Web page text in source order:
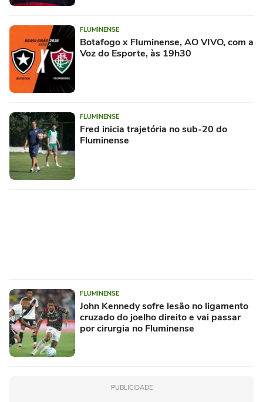
FLUMINENSE
Botafogo x Fluminense, AO VIVO, com a
Voz do Esporte, às 19h30
FLUMINENSE
Fred inicia trajetória no sub-20 do
Fluminense
FLUMINENSE
John Kennedy sofre lesão no ligamento
cruzado do joelho direito e vai passar
por cirurgia no Fluminense
PUBLICIDADE